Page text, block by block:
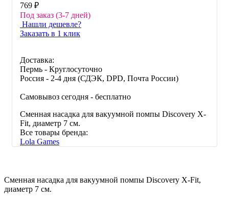
769 ₽
Под заказ (3-7 дней)
Нашли дешевле?
Заказать в 1 клик
Доставка:
Пермь - Круглосуточно
Россия - 2-4 дня (СДЭК, DPD, Почта России)
Самовывоз сегодня - бесплатно
Сменная насадка для вакуумной помпы Discovery X-
Fit, диаметр 7 см.
Все товары бренда:
Lola Games
Сменная насадка для вакуумной помпы Discovery X-Fit,
диаметр 7 см.